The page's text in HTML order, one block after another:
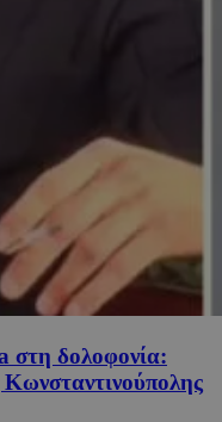
στη δολοφονία: